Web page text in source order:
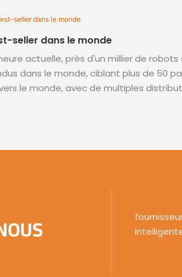
seller dans le monde
actuelle, près d'un millier de robots
dans le monde, ciblant plus de 50
le monde, avec de multiples